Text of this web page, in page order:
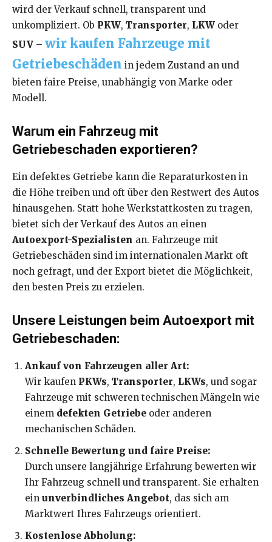
wird der Verkauf schnell, transparent und
unkompliziert. Ob PKW, Transporter, LKW oder
SUV – wir kaufen Fahrzeuge mit
Getriebeschäden in jedem Zustand an und
bieten faire Preise, unabhängig von Marke oder
Modell.
Warum ein Fahrzeug mit
Getriebeschaden exportieren?
Ein defektes Getriebe kann die Reparaturkosten in
die Höhe treiben und oft über den Restwert des Autos
hinausgehen. Statt hohe Werkstattkosten zu tragen,
bietet sich der Verkauf des Autos an einen
Autoexport-Spezialisten an. Fahrzeuge mit
Getriebeschäden sind im internationalen Markt oft
noch gefragt, und der Export bietet die Möglichkeit,
den besten Preis zu erzielen.
Unsere Leistungen beim Autoexport mit
Getriebeschaden:
Ankauf von Fahrzeugen aller Art:
Wir kaufen PKWs, Transporter, LKWs, und sogar
Fahrzeuge mit schweren technischen Mängeln wie
einem defekten Getriebe oder anderen
mechanischen Schäden.
Schnelle Bewertung und faire Preise:
Durch unsere langjährige Erfahrung bewerten wir
Ihr Fahrzeug schnell und transparent. Sie erhalten
ein unverbindliches Angebot, das sich am
Marktwert Ihres Fahrzeugs orientiert.
Kostenlose Abholung: